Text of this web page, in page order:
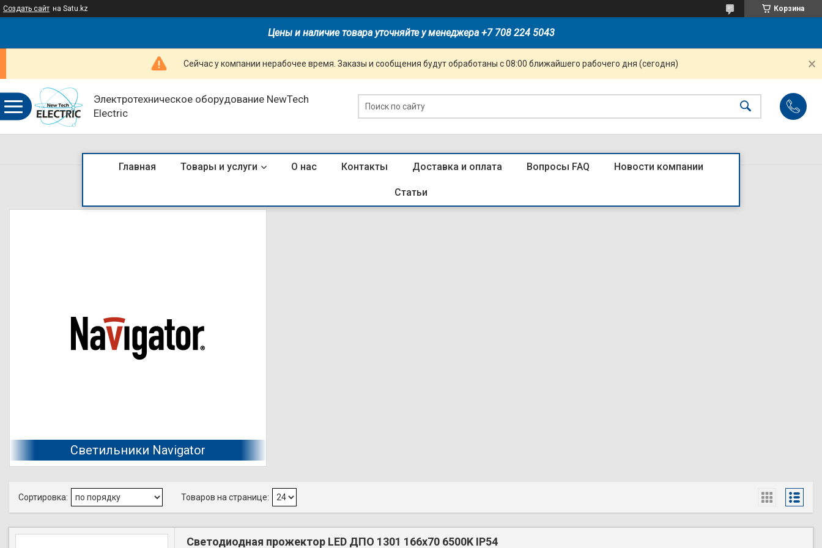
Создать сайт на Satu.kz Корзина
Цены и наличие товара уточняйте у менеджера +7 708 224 5043
Сейчас у компании нерабочее время. Заказы и сообщения будут обработаны с 08:00 ближайшего рабочего дня (сегодня)
Электротехническое оборудование NewTech
Electric
Главная Товары и услуги О нас Контакты Доставка и оплата Вопросы FAQ Новости компании
Статьи
LED Светильники аналог ЛВО, ЛПО, желудей, светильники IP65 потолочные
Светильники Navigator
Светодиодная прожектор LED ДПО 1301 166x70 6500K IP54